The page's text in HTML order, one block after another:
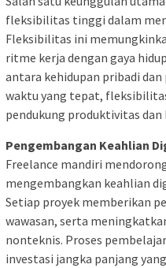
fleksibilitas tinggi dalam
Fleksibilitas ini
ritme kerja dengan gaya
antara kehidupan pribadi
waktu yang tepat,
pendukung produktivitas
Pengembangan Keahlian
Freelance mandiri
mengembangkan keahlian
Setiap proyek memberikan
wawasan, serta
nonteknis. Proses
investasi jangka panjang